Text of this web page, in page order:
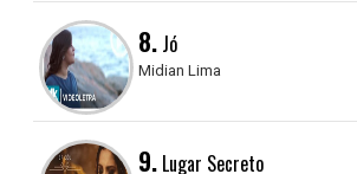
8. Jó
Midian Lima
9. Lugar Secreto